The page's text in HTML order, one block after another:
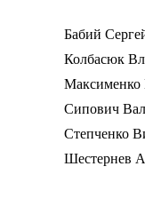
Бабий
Колбасюк
Сипович
Степченко
Шестернев